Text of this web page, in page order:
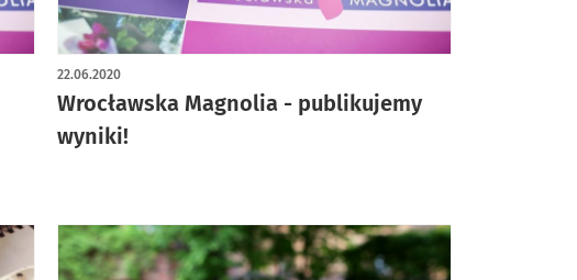
Wrocławska Magnolia - publikujemy
wyniki!
22.06.2020